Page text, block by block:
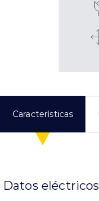
Características
Datos eléctricos